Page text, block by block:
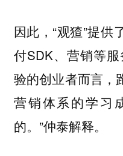
因此，“观猹”提供
付SDK、营销等
验的创业者而言，
营销体系的学习
的。”仲泰解释。